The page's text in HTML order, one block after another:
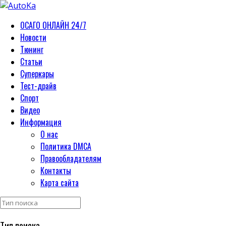
ОСАГО ОНЛАЙН 24/7
Новости
Тюнинг
Статьи
Суперкары
Тест-драйв
Спорт
Видео
Информация
О нас
Политика DMCA
Правообладателям
Контакты
Карта сайта